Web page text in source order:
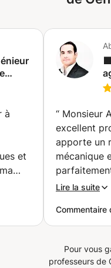
à
et
”
“ Monsieur
excellent
apporte un
mécanique
plus. Il
matières. Je
vivement. ”
Lire la suite
Commentaire
Pour vous
professeurs de